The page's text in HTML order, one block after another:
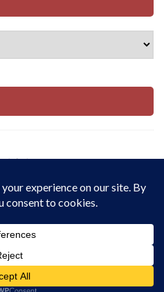
および
クス投資でサイドFIREをしたい私の記
8.9万円から資産1,909万円.